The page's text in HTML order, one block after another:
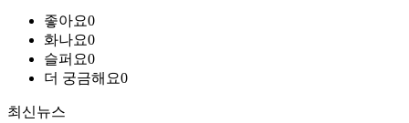
좋아요0
화나요0
슬퍼요0
더 궁금해요0
최신뉴스